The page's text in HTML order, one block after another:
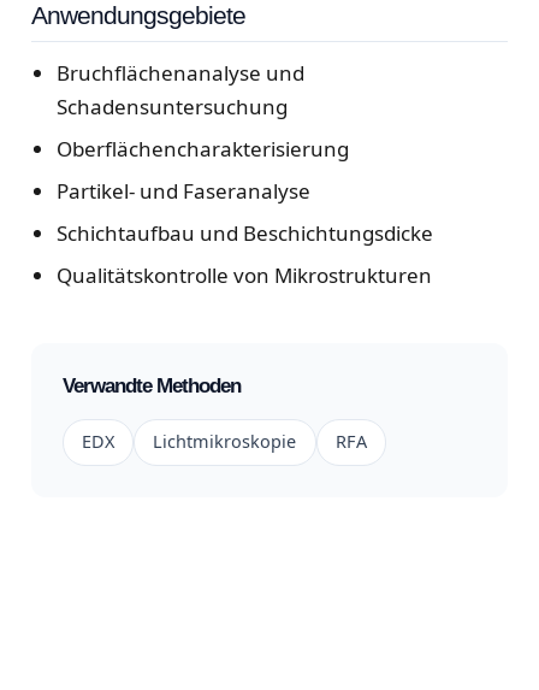
Anwendungsgebiete
Bruchflächenanalyse und
Schadensuntersuchung
Oberflächencharakterisierung
Partikel- und Faseranalyse
Schichtaufbau und Beschichtungsdicke
Qualitätskontrolle von Mikrostrukturen
Verwandte Methoden
EDX Lichtmikroskopie RFA